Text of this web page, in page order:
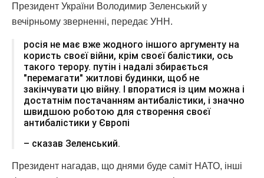
Президент України Володимир Зеленський у
вечірньому зверненні, передає УНН.
росія не має вже жодного іншого аргументу на
користь своєї війни, крім своєї балістики, ось
такого терору. путін і надалі збирається
"перемагати" житлові будинки, щоб не
закінчувати цю війну. І впоратися із цим можна і
достатнім постачанням антибалістики, і значно
швидшою роботою для створення своєї
антибалістики у Європі
– сказав Зеленський.
Президент нагадав, що днями буде саміт НАТО, інші